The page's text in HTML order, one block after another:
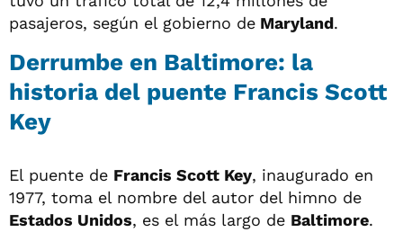
pasajeros, según el gobierno de Maryland.
Derrumbe en Baltimore: la
historia del puente Francis Scott
Key
El puente de Francis Scott Key, inaugurado en
1977, toma el nombre del autor del himno de
Estados Unidos, es el más largo de Baltimore.